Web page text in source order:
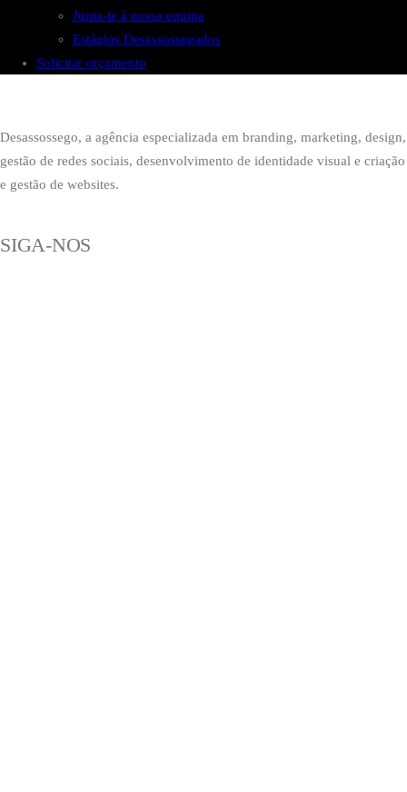
Junta-te à nossa equipa
Estágios Desassossegados
Solicitar orçamento
Desassossego, a agência especializada em branding, marketing, design,
gestão de redes sociais, desenvolvimento de identidade visual e criação
e gestão de websites.
SIGA-NOS